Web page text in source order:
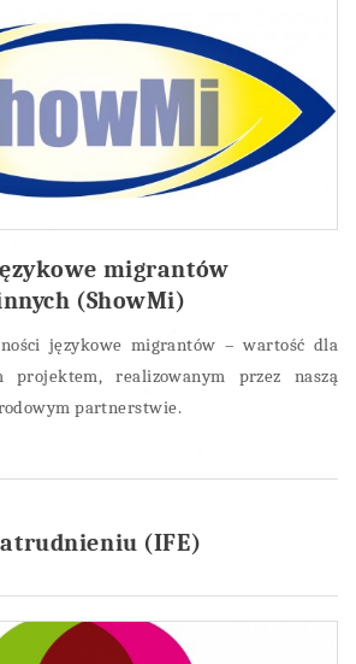
migrantów
(ShowMi)
językowe migrantów – wartość dla
projektem, realizowanym przez naszą
partnerstwie.
(IFE)